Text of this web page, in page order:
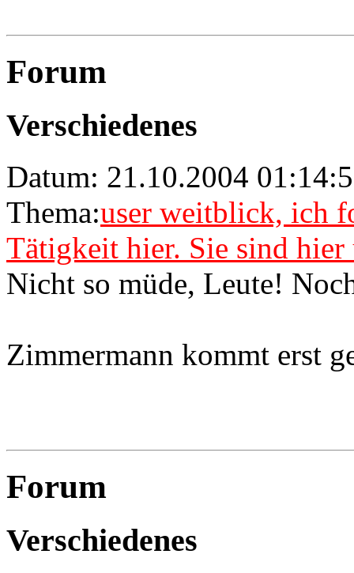
Forum
Verschiedenes
Datum: 21.10.2004
Thema:user weitblick, ich
Tätigkeit hier. Sie sind hier
Nicht so müde, Leute!
Zimmermann kommt erst
Forum
Verschiedenes